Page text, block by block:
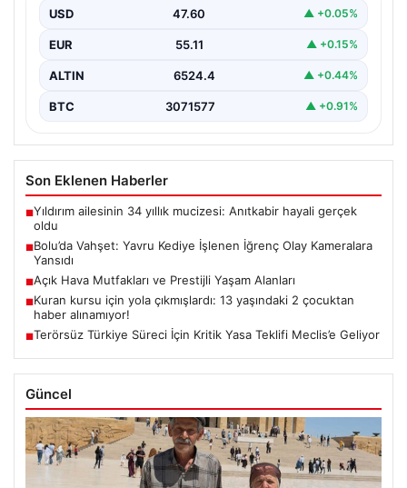
günlerde meydana gelen korkutucu olay, bölgedeki
sakinleri derinden sarstı. Elektrikli…
USD 47.60 ▲ +0.05%
EUR 55.11 ▲ +0.15%
ALTIN 6524.4 ▲ +0.44%
BTC 3071577 ▲ +0.91%
Son Eklenen Haberler
■Yıldırım ailesinin 34 yıllık mucizesi: Anıtkabir hayali gerçek
oldu
■Bolu’da Vahşet: Yavru Kediye İşlenen İğrenç Olay Kameralara
Yansıdı
■Açık Hava Mutfakları ve Prestijli Yaşam Alanları
■Kuran kursu için yola çıkmışlardı: 13 yaşındaki 2 çocuktan
haber alınamıyor!
■Terörsüz Türkiye Süreci İçin Kritik Yasa Teklifi Meclis’e Geliyor
Güncel